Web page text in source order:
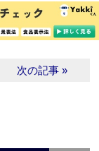
次の記事 »